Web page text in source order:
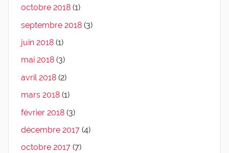
octobre 2018 (1)
septembre 2018 (3)
juin 2018 (1)
mai 2018 (3)
avril 2018 (2)
mars 2018 (1)
février 2018 (3)
décembre 2017 (4)
octobre 2017 (7)